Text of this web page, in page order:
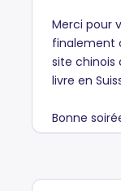
Merci pour
finalement
site chinois
livre en
Bonne